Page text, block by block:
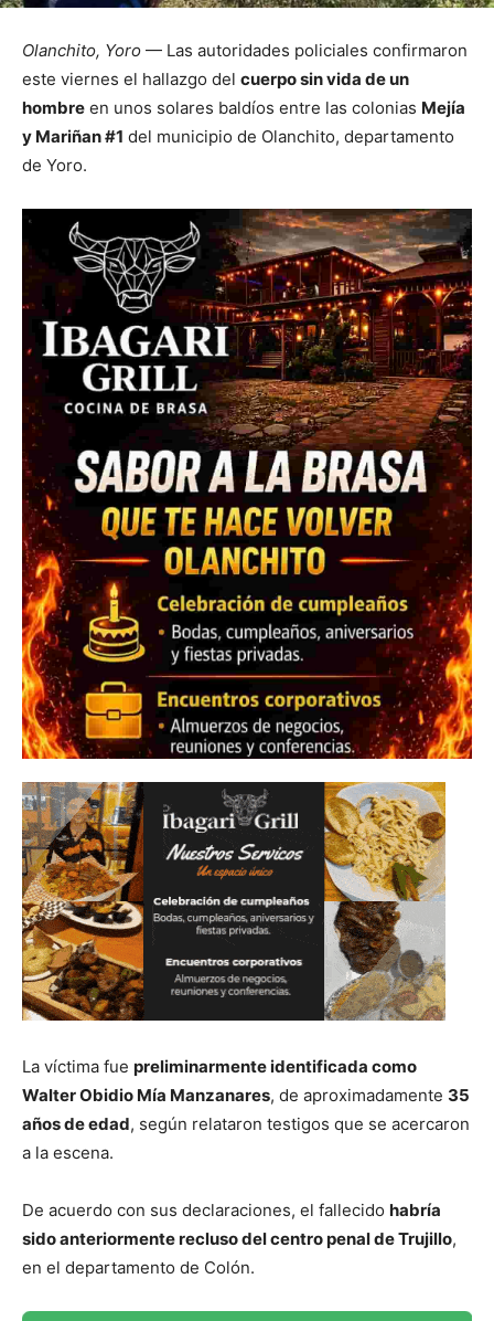
Olanchito, Yoro — Las autoridades policiales confirmaron
este viernes el hallazgo del cuerpo sin vida de un
hombre en unos solares baldíos entre las colonias Mejía
y Mariñan #1 del municipio de Olanchito, departamento
de Yoro.
La víctima fue preliminarmente identificada como
Walter Obidio Mía Manzanares, de aproximadamente 35
años de edad, según relataron testigos que se acercaron
a la escena.
De acuerdo con sus declaraciones, el fallecido habría
sido anteriormente recluso del centro penal de Trujillo,
en el departamento de Colón.